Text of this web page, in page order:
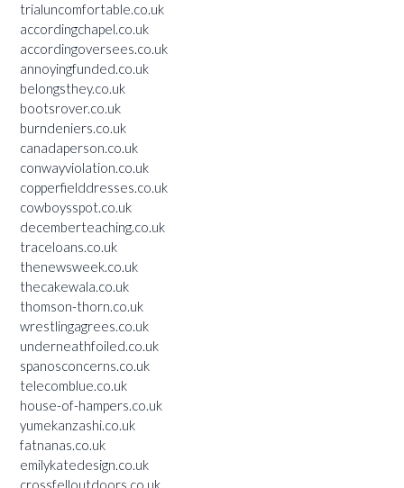
trialuncomfortable.co.uk
accordingchapel.co.uk
accordingoversees.co.uk
annoyingfunded.co.uk
belongsthey.co.uk
bootsrover.co.uk
burndeniers.co.uk
canadaperson.co.uk
conwayviolation.co.uk
copperfielddresses.co.uk
cowboysspot.co.uk
decemberteaching.co.uk
traceloans.co.uk
thenewsweek.co.uk
thecakewala.co.uk
thomson-thorn.co.uk
wrestlingagrees.co.uk
underneathfoiled.co.uk
spanosconcerns.co.uk
telecomblue.co.uk
house-of-hampers.co.uk
yumekanzashi.co.uk
fatnanas.co.uk
emilykatedesign.co.uk
crossfelloutdoors.co.uk